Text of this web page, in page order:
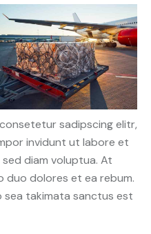
sadipscing elitr,
invidunt ut labore et
diam voluptua. At
duo dolores et ea rebum.
sea takimata sanctus est